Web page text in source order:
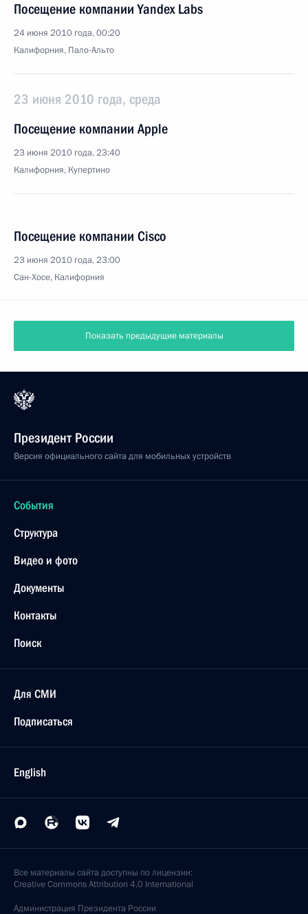
Посещение компании Yandex Labs
24 июня 2010 года, 00:20
Калифорния, Пало-Альто
23 июня 2010 года, среда
Посещение компании Apple
23 июня 2010 года, 23:40
Калифорния, Купертино
Посещение компании Cisco
23 июня 2010 года, 23:00
Сан-Хосе, Калифорния
Показать предыдущие материалы
Президент России
Версия официального сайта для мобильных устройств
События
Структура
Видео и фото
Документы
Контакты
Поиск
Для СМИ
Подписаться
English
Все материалы сайта доступны по лицензии:
Creative Commons Attribution 4.0 International
Администрация Президента России